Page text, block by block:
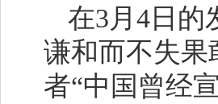
在3月4日的
谦和而不失果
者“中国曾经